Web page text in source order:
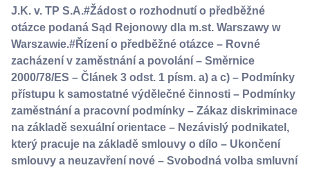
J.K. v. TP S.A.#Žádost o rozhodnutí o předběžné
otázce podaná Sąd Rejonowy dla m.st. Warszawy w
Warszawie.#Řízení o předběžné otázce – Rovné
zacházení v zaměstnání a povolání – Směrnice
2000/78/ES – Článek 3 odst. 1 písm. a) a c) – Podmínky
přístupu k samostatné výdělečné činnosti – Podmínky
zaměstnání a pracovní podmínky – Zákaz diskriminace
na základě sexuální orientace – Nezávislý podnikatel,
který pracuje na základě smlouvy o dílo – Ukončení
smlouvy a neuzavření nové – Svobodná volba smluvní